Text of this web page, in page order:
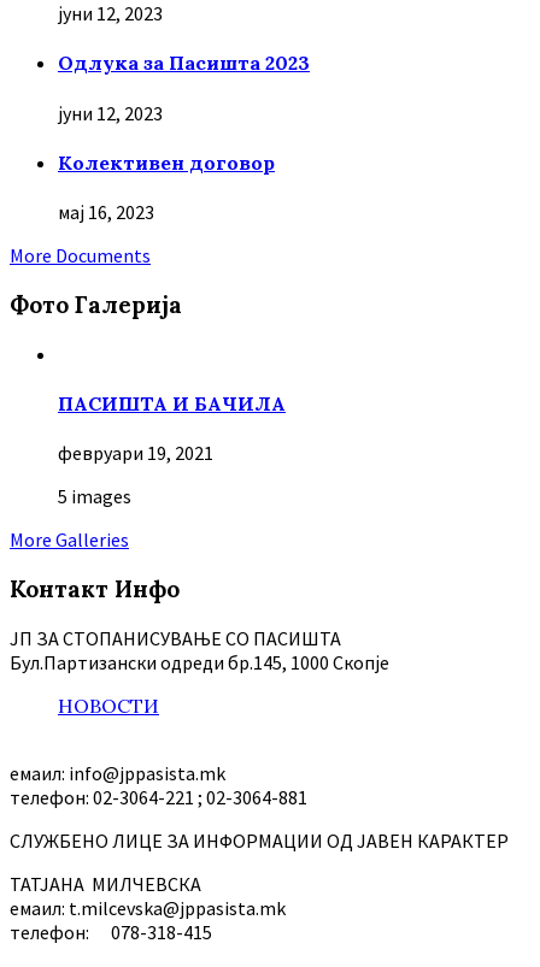
јуни 12, 2023
Oдлука за Пасишта 2023
јуни 12, 2023
Колективен договор
мај 16, 2023
More Documents
Фото Галерија
ПАСИШТА И БАЧИЛА
февруари 19, 2021
5 images
More Galleries
Контакт Инфо
ЈП ЗА СТОПАНИСУВАЊЕ СО ПАСИШТА
Бул.Партизански oдреди бр.145, 1000 Скопје
НОВОСТИ
емаил: info@jppasista.mk
телефон: 02-3064-221 ; 02-3064-881
СЛУЖБЕНО ЛИЦЕ ЗА ИНФОРМАЦИИ ОД ЈАВЕН КАРАКТЕР
ТАТЈАНА МИЛЧЕВСКА
емаил: t.milcevska@jppasista.mk
телефон: 078-318-415